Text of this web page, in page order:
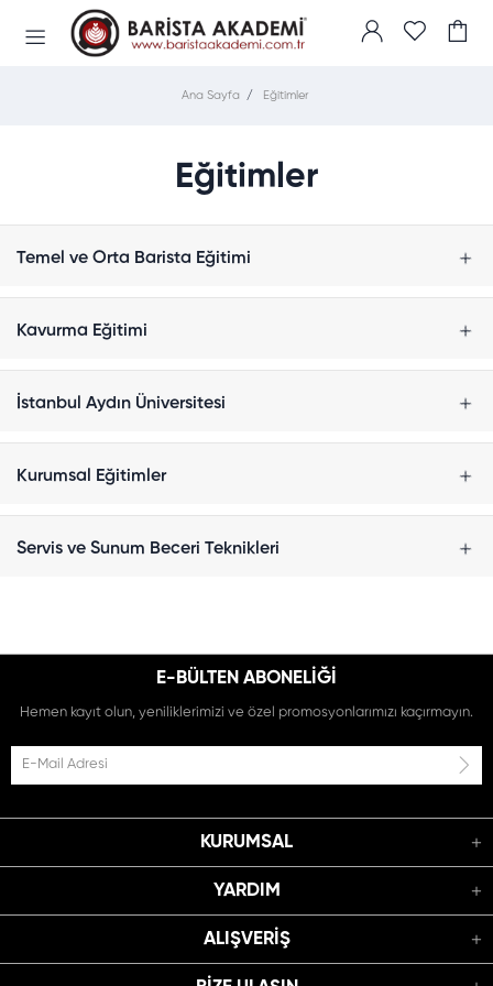
Ana Sayfa Eğitimler
Eğitimler
Temel ve Orta Barista Eğitimi
Kavurma Eğitimi
İstanbul Aydın Üniversitesi
Kurumsal Eğitimler
Servis ve Sunum Beceri Teknikleri
E-BÜLTEN ABONELİĞİ
Hemen kayıt olun, yeniliklerimizi ve özel promosyonlarımızı kaçırmayın.
KURUMSAL
YARDIM
ALIŞVERİŞ